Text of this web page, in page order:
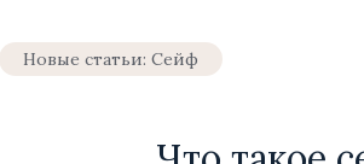
Новые статьи: Сейф